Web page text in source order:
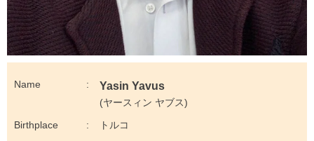
Name Yasin Yavus
(ヤースィン ヤブス)
Birthplace
トルコ